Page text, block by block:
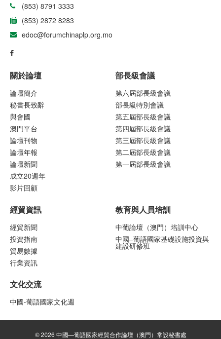
(853) 8791 3333
(853) 2872 8283
edoc@forumchinaplp.org.mo
關於論壇
論壇簡介
秘書長致辭
與會國
澳門平台
論壇刊物
論壇年報
論壇新聞
成立20週年
影片回顧
部長級會議
第六屆部長級會議
部長級特別會議
第五屆部長級會議
第四屆部長級會議
第三屆部長級會議
第二屆部長級會議
第一屆部長級會議
經貿資訊
經貿新聞
投資指南
貿易數據
行業資訊
文化交流
中國-葡語國家文化週
教育與人員培訓
中葡論壇（澳門）培訓中心
中國–葡語國家基礎設施投資與
建設研修班
© 2026 中國—葡語國家經貿合作論壇（澳門）常設秘書處